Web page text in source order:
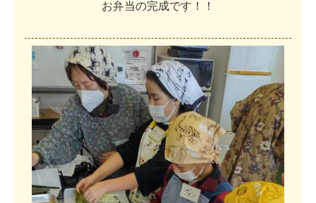
お弁当の完成です ！ ！